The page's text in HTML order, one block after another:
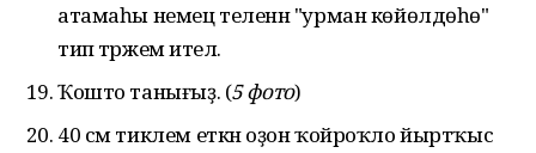
атамаһы немец теленән "урман көйөлдөһө"
тип тәржемә ителә.
Ҡошто танығыҙ. (5 фото)
40 см тиклем еткән оҙон ҡойроҡло йыртҡыс